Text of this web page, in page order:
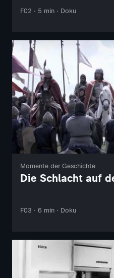
F02 · 5 min · Doku
Momente der Geschichte
Die Schlacht auf
F03 · 6 min · Doku